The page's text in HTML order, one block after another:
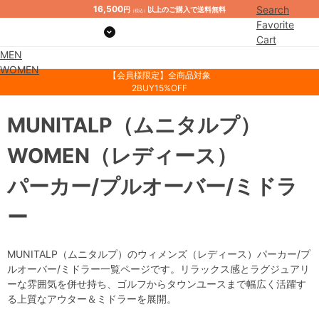
16,500円 （税込） 以上のご購入で送料無料
Search
Favorite
Cart
MEN
WOMEN
【会員様限定】全商品対象
2BUY15%OFF
パーカー/プルオーバー/ミドラ
ー
MUNITALP （ムニタルプ）
WOMEN （レディース）
MUNITALP（ムニタルプ）のウィメンズ（レディース）パーカー/プ
ルオーバー/ミドラー一覧ページです。リラックス感とラグジュアリ
ーな雰囲気を併せ持ち、ゴルフからタウンユースまで幅広く活躍す
る上質なアウター＆ミドラーを展開。